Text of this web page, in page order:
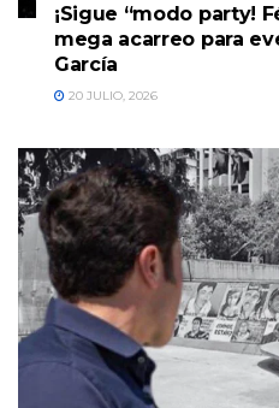
¡Sigue “modo party!
mega acarreo para
García
20 JULIO, 2026